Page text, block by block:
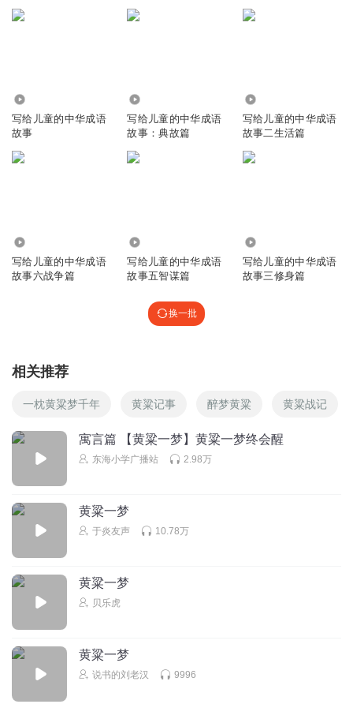
写给儿童的中华成语
故事
写给儿童的中华成语
故事：典故篇
写给儿童的中华成语
故事二生活篇
写给儿童的中华成语
故事六战争篇
写给儿童的中华成语
故事五智谋篇
写给儿童的中华成语
故事三修身篇
换一批
相关推荐
一枕黄粱梦千年 黄粱记事 醉梦黄粱 黄粱战记
寓言篇 【黄粱一梦】黄粱一梦终会醒
东海小学广播站 2.98万
黄粱一梦
于炎友声 10.78万
黄粱一梦
贝乐虎
黄粱一梦
说书的刘老汉 9996